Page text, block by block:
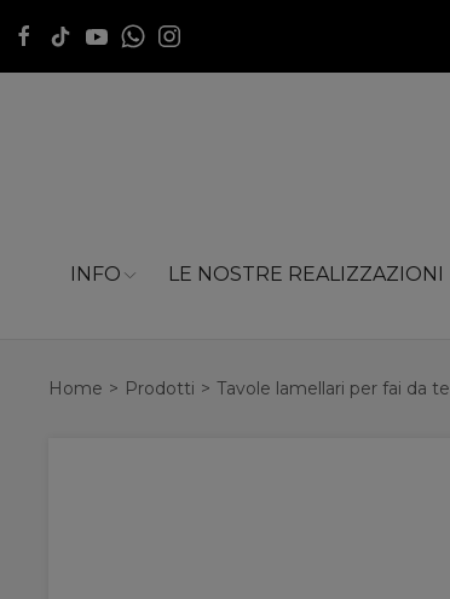
INFO LE NOSTRE REALIZZAZIONI
Home Prodotti Tavole lamellari per fai da te